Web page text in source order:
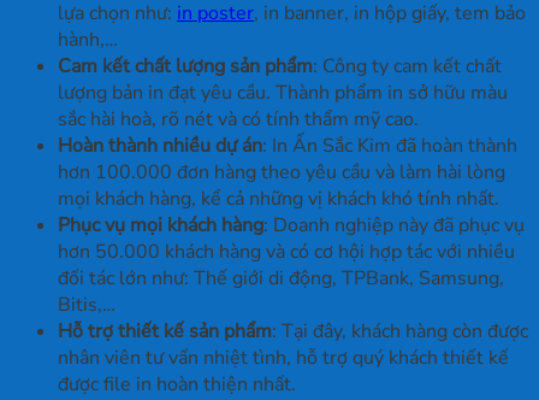
lựa chọn như: in poster, in banner, in hộp giấy, tem bảo
hành,…
Cam kết chất lượng sản phẩm: Công ty cam kết chất
lượng bản in đạt yêu cầu. Thành phẩm in sở hữu màu
sắc hài hoà, rõ nét và có tính thẩm mỹ cao.
Hoàn thành nhiều dự án: In Ấn Sắc Kim đã hoàn thành
hơn 100.000 đơn hàng theo yêu cầu và làm hài lòng
mọi khách hàng, kể cả những vị khách khó tính nhất.
Phục vụ mọi khách hàng: Doanh nghiệp này đã phục vụ
hơn 50.000 khách hàng và có cơ hội hợp tác với nhiều
đối tác lớn như: Thế giới di động, TPBank, Samsung,
Bitis,…
Hỗ trợ thiết kế sản phẩm: Tại đây, khách hàng còn được
nhân viên tư vấn nhiệt tình, hỗ trợ quý khách thiết kế
được file in hoàn thiện nhất.